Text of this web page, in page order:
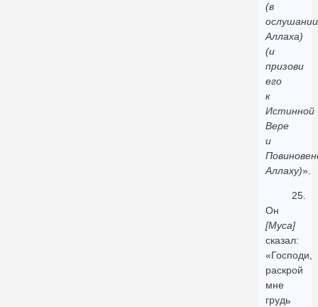
(в
ослушании
Аллаха)
(и
призови
его
к
Истинной
Вере
и
Аллаху)».
25.
Он
[Муса]
сказал:
«Господи,
раскрой
мне
грудь